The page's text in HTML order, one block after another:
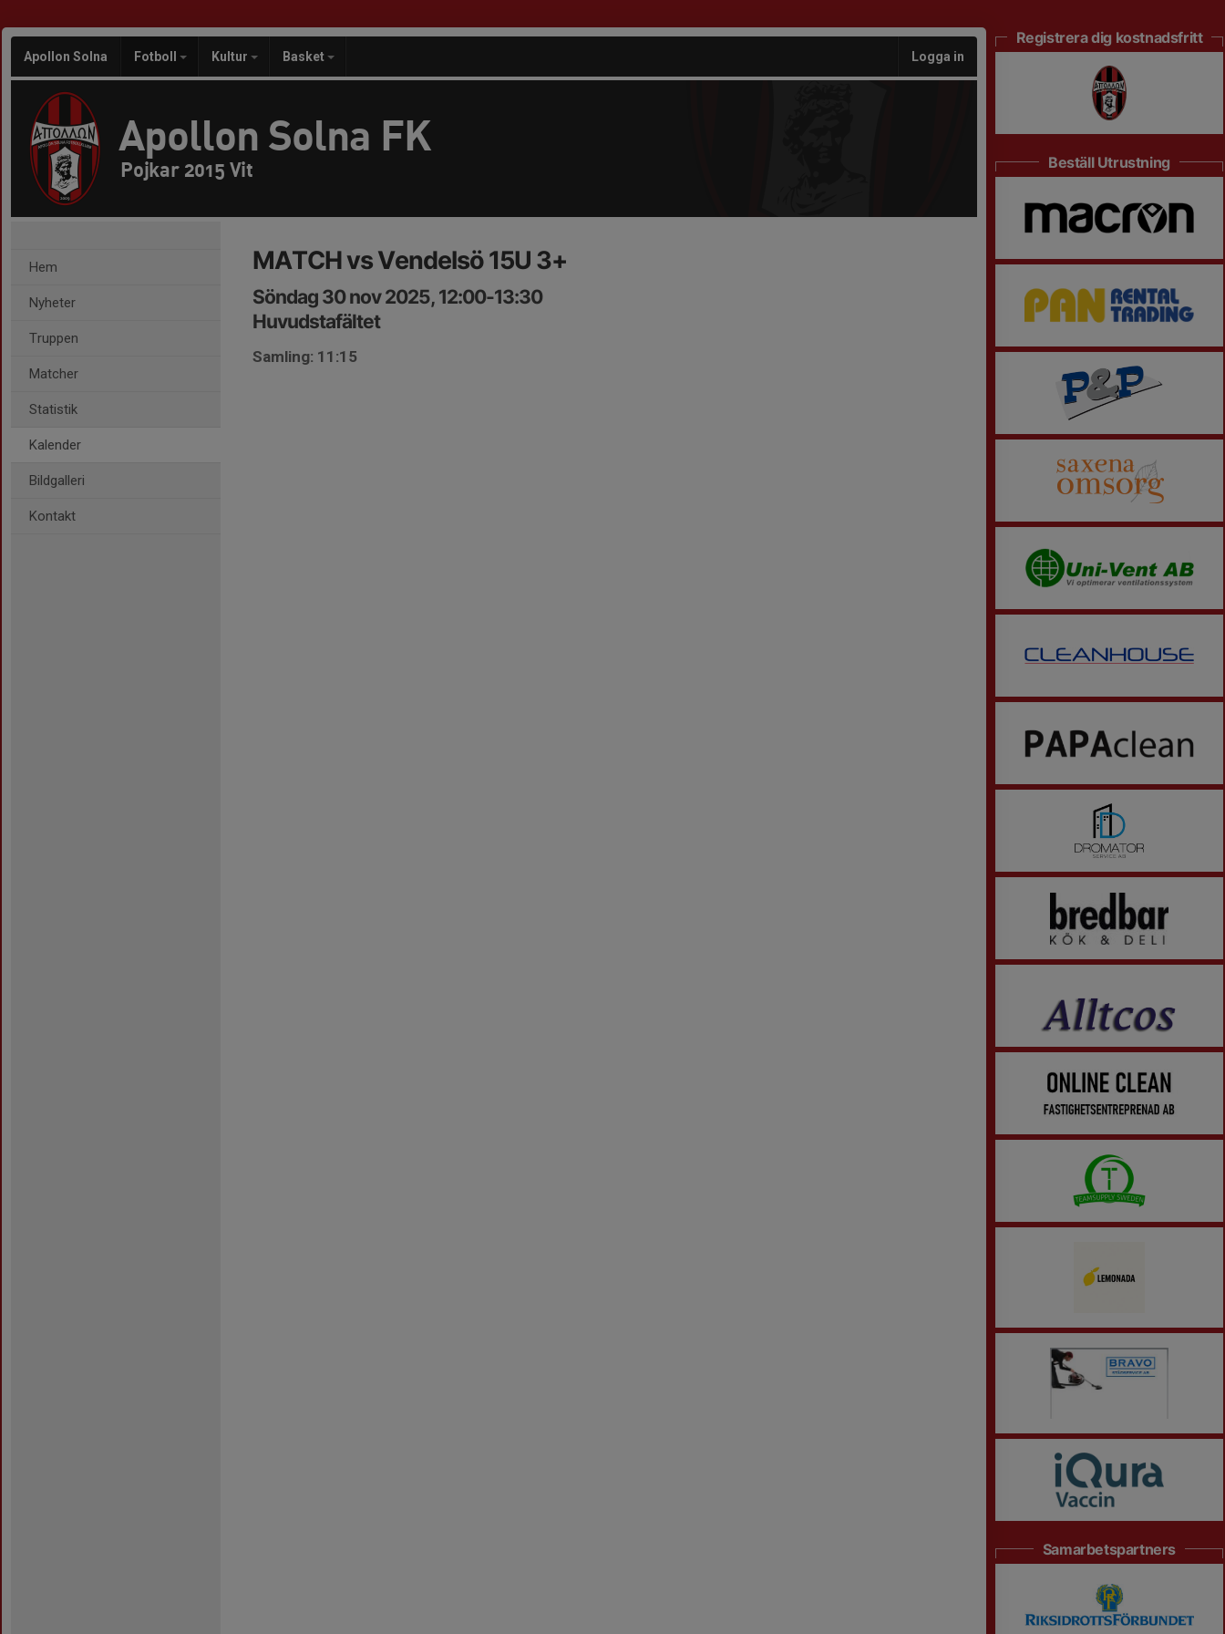
Apollon Solna Fotboll Kultur Basket Logga in
Apollon Solna FK
Pojkar 2015 Vit
Hem
Nyheter
Truppen
Matcher
Statistik
Kalender
Bildgalleri
Kontakt
MATCH vs Vendelsö 15U 3+
Söndag 30 nov 2025, 12:00-13:30
Huvudstafältet
Samling: 11:15
Registrera dig kostnadsfritt
Beställ Utrustning
Samarbetspartners